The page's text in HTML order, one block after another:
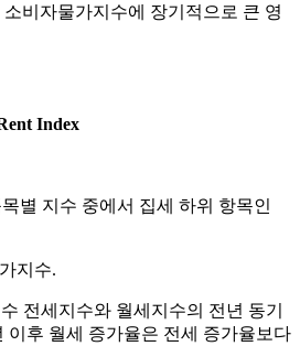
비자물가지수에 장기적으로 큰 영
Index
별 지수 중에서 집세 하위 항목인
지수.
전세지수와 월세지수의 전년 동기
이후 월세 증가율은 전세 증가율보다